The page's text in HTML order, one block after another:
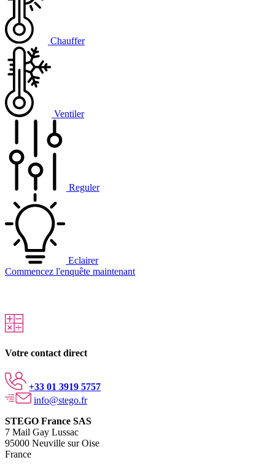
Chauffer
Ventiler
Reguler
Eclairer
Commencez l'enquête maintenant
Votre contact direct
+33 01 3919 5757
info@stego.fr
STEGO France SAS
7 Mail Gay Lussac
95000 Neuville sur Oise
France